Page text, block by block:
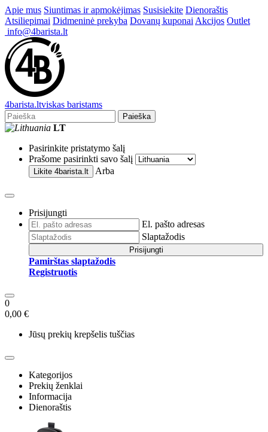
Apie mus Siuntimas ir apmokėjimas Susisiekite Dienoraštis
Atsiliepimai Didmeninė prekyba Dovanų kuponai Akcijos Outlet
info@4barista.lt
4barista.ltviskas baristams
Paieška
LT
Pasirinkite pristatymo šalį
Prašome pasirinkti savo šalį
Likite 4barista.lt Arba
Prisijungti
El. pašto adresas
Slaptažodis
Prisijungti
Pamirštas slaptažodis
Registruotis
0
0,00 €
Jūsų prekių krepšelis tuščias
Kategorijos
Prekių ženklai
Informacija
Dienoraštis